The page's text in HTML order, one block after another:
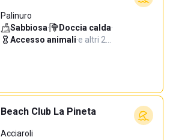
Palinuro
Sabbiosa· Doccia calda·
Accesso animali·e altri 2…
Beach Club La Pineta
Acciaroli